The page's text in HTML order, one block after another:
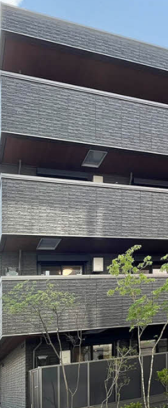
シャーメゾンセレクション
ShaMaison STYLE